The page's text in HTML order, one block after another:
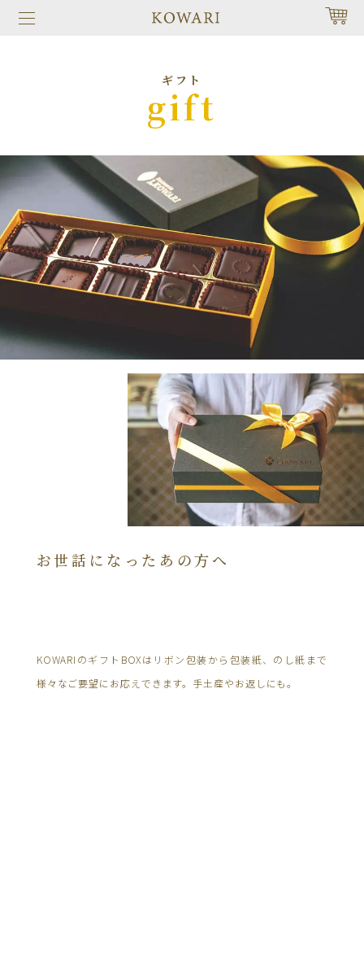
ギフト
gift
お世話になったあの方へ
KOWARIのギフトBOXはリボン包装から包装紙、のし紙まで
様々なご要望にお応えできます。手土産やお返しにも。